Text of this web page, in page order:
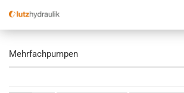
Mehrfachpumpen